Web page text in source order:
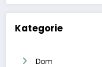
Kategorie
Dom